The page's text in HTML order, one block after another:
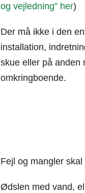
og vejledning” her)
Der må ikke i den
installation,
skue eller på anden
omkringboende.
Fejl og mangler
Ødslen med vand,